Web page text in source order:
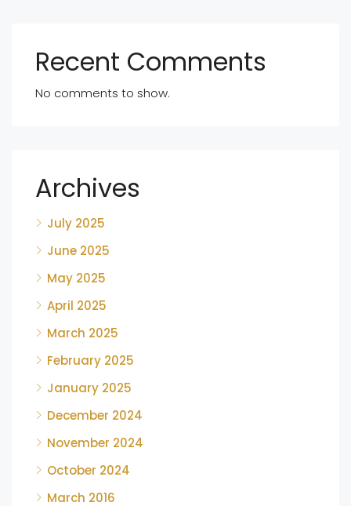
Recent Comments
No comments to show.
Archives
July 2025
June 2025
May 2025
April 2025
March 2025
February 2025
January 2025
December 2024
November 2024
October 2024
March 2016